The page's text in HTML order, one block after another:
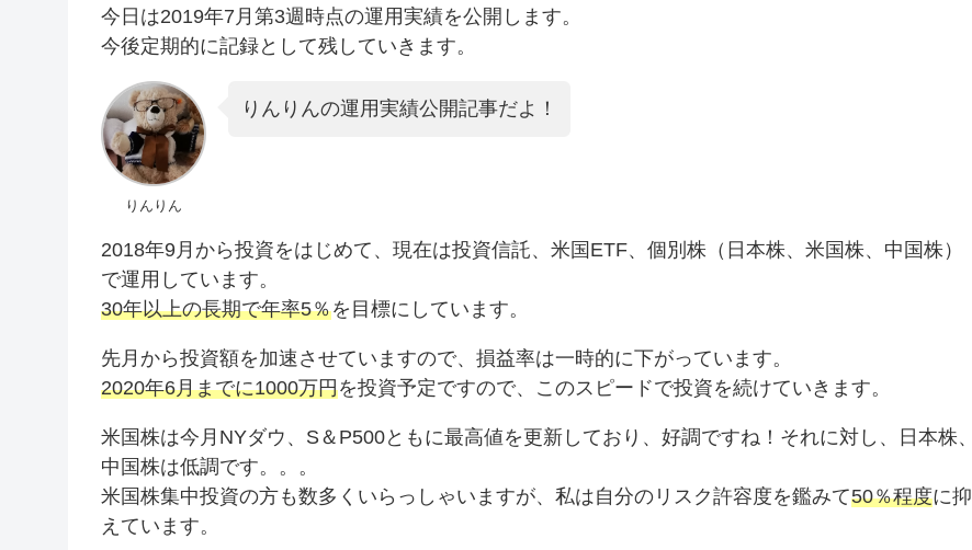
今日は2019年7月第3週時点の運用実績を公開します。
今後定期的に記録として残していきます。
りんりん
りんりんの運用実績公開記事だよ！
2018年9月から投資をはじめて、現在は投資信託、米国ETF、個別株（日本株、米国株、中国株）
で運用しています。
30年以上の長期で年率5％を目標にしています。
先月から投資額を加速させていますので、損益率は一時的に下がっています。
2020年6月までに1000万円を投資予定ですので、このスピードで投資を続けていきます。
米国株は今月NYダウ、S＆P500ともに最高値を更新しており、好調ですね！それに対し、日本株、
中国株は低調です。。。
米国株集中投資の方も数多くいらっしゃいますが、私は自分のリスク許容度を鑑みて50％程度に抑
えています。